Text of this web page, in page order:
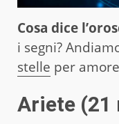
Cosa dice
i segni?
stelle per
Ariete (21